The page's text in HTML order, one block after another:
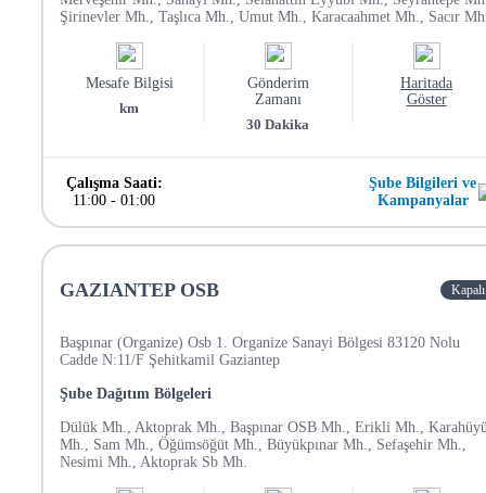
Şirinevler Mh., Taşlıca Mh., Umut Mh., Karacaahmet Mh., Sacır
Mesafe Bilgisi
km
Gönderim
Zamanı
30 Dakika
Haritada
Göster
Çalışma Saati:
11:00 - 01:00
Şube Bilgileri ve
Kampanyalar
GAZIANTEP OSB Kapalı
Başpınar (Organize) Osb 1. Organize Sanayi Bölgesi 83120 Nolu
Cadde N:11/F Şehitkamil Gaziantep
Şube Dağıtım Bölgeleri
Dülük Mh., Aktoprak Mh., Başpınar OSB Mh., Erikli Mh.,
Mh., Sam Mh., Öğümsöğüt Mh., Büyükpınar Mh., Sefaşehir Mh.,
Nesimi Mh., Aktoprak Sb Mh.